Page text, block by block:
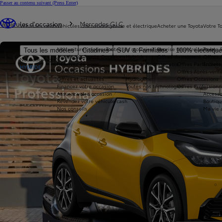
Passer au contenu suivant (Press Enter)
Véhicules neufs
Tous les modèles Citadines SUV & Familiales 100%
Nouvelle Aygo X
HYBRIDE
Véhicules d'occasion
Nos voitures d'occasion
Avantages Toyota Occasions
Réservez en ligne
Livraison près de chez vous
Offres et actualités
Financez votre occasion
Assurez votre occasion
Revendez votre véhicule cash
Nos conseils
Hybride et électrique
Toutes les motorisations
Hybride
Hybride Rechargeable
100% Électrique
Hydrogène
Toutes nos technologies
Acheter une Toyota
Reprise de votre voiture
Offres du moment
Offres Après-
Offres Occasions
Offres
Votre
Toyota
Offres
Ma vie
Véhicules d'occasion Mercedes GLC